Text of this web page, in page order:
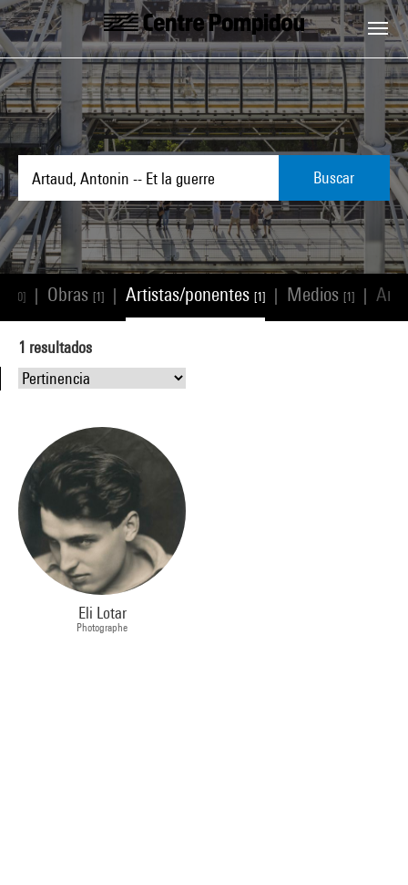
Skip to main content
Centre Pompidou
Buscar
[0] Obras [1] Artistas/ponentes [1] Medios [1]
1 resultados
Eli Lotar
Photographe